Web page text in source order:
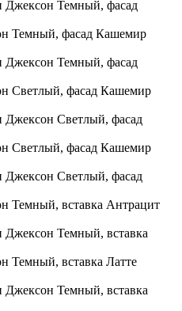
Джексон Темный, фасад
Джексон Темный, фасад
Джексон Светлый, фасад
Джексон Светлый, фасад
Джексон Темный, вставка
Джексон Темный, вставка